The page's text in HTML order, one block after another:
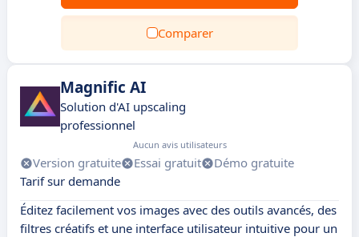
Comparer
Magnific AI
Solution d'AI upscaling
professionnel
Aucun avis utilisateurs
Version gratuite Essai gratuit
Démo gratuite
Tarif sur demande
Éditez facilement vos images avec des outils avancés, des
filtres créatifs et une interface utilisateur intuitive pour un